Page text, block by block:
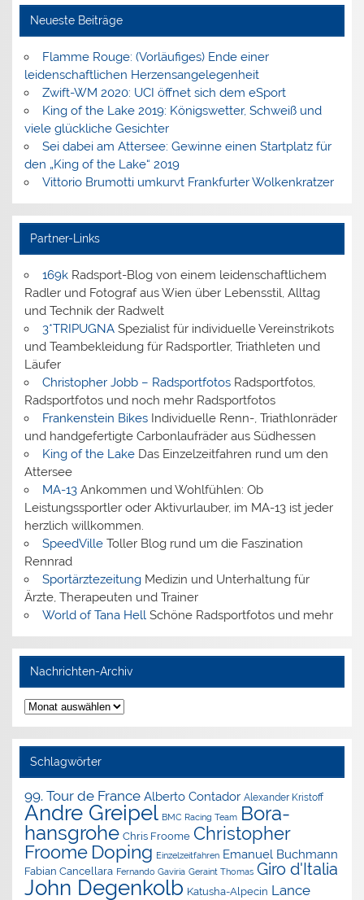
Neueste Beiträge
Flamme Rouge: (Vorläufiges) Ende einer
leidenschaftlichen Herzensangelegenheit
Zwift-WM 2020: UCI öffnet sich dem eSport
King of the Lake 2019: Königswetter, Schweiß und
viele glückliche Gesichter
Sei dabei am Attersee: Gewinne einen Startplatz für
den „King of the Lake“ 2019
Vittorio Brumotti umkurvt Frankfurter Wolkenkratzer
Partner-Links
169kRadsport-Blog von einem leidenschaftlichem
Radler und Fotograf aus Wien über Lebensstil, Alltag
und Technik der Radwelt
3*TRIPUGNASpezialist für individuelle Vereinstrikots
und Teambekleidung für Radsportler, Triathleten und
Läufer
Christopher Jobb – RadsportfotosRadsportfotos,
Radsportfotos und noch mehr Radsportfotos
Frankenstein BikesIndividuelle Renn-, Triathlonräder
und handgefertigte Carbonlaufräder aus Südhessen
King of the LakeDas Einzelzeitfahren rund um den
Attersee
MA-13Ankommen und Wohlfühlen: Ob
Leistungssportler oder Aktivurlauber, im MA-13 ist jeder
herzlich willkommen.
SpeedVilleToller Blog rund um die Faszination
Rennrad
SportärztezeitungMedizin und Unterhaltung für
Ärzte, Therapeuten und Trainer
World of Tana HellSchöne Radsportfotos und mehr
Nachrichten-Archiv
Nachrichten-
Archiv
Schlagwörter
99. Tour de France Alberto Contador Alexander Kristoff
Andre Greipel BMC Racing Team Bora-
hansgrohe Chris Froome Christopher
Froome Doping Einzelzeitfahren Emanuel Buchmann
Fabian Cancellara Fernando Gaviria Geraint Thomas Giro d'Italia
John Degenkolb Katusha-Alpecin Lance